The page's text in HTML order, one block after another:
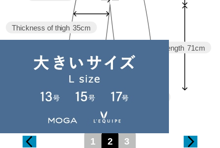
Inseam length 71cm
Hem width
Thickness of thigh 35cm
1 2 3